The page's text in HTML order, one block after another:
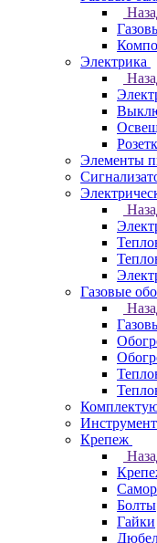
Электрика
Элементы
Газовые
Крепеж
Болты
Гайки